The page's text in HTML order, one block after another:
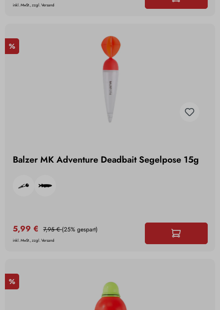
inkl. MwSt., zzgl. Versand
%
Balzer MK Adventure Deadbait Segelpose 15g
5,99 € 7,95 €(25% gespart)
inkl. MwSt., zzgl. Versand
%